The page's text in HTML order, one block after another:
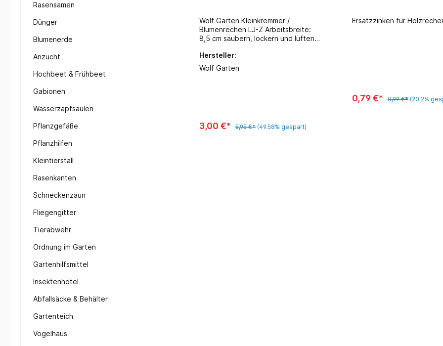
Rasensamen
Dünger
Blumenerde
Anzucht
Hochbeet & Frühbeet
Gabionen
Wasserzapfsäulen
Pflanzgefäße
Pflanzhilfen
Kleintierstall
Rasenkanten
Schneckenzaun
Fliegengitter
Tierabwehr
Ordnung im Garten
Gartenhilfsmittel
Insektenhotel
Abfallsäcke & Behälter
Gartenteich
Vogelhaus
Wolf Garten Kleinkremmer /
Blumenrechen LJ-Z Arbeitsbreite:
8,5 cm säubern, lockern und lüften
Glattziehen kleinster Flächen
glanzverzinkt
Hersteller:
Wolf Garten
3,00 €* 5,95 €* (49.58% gespart)
Ersatzzinken für
0,79 €* 0,99 €* (20.2%